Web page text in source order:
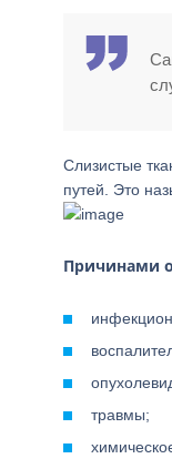
Слизистые
путей. Это
Причинами
травмы;